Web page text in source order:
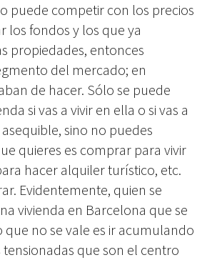
puede competir con los precios
los fondos y los que ya
propiedades, entonces
del mercado; en
de hacer. Sólo se puede
si vas a vivir en ella o si vas a
sino no puedes
quieres es comprar para vivir
hacer alquiler turístico, etc.
Evidentemente, quien se
vivienda en Barcelona que se
no se vale es ir acumulando
que son el centro